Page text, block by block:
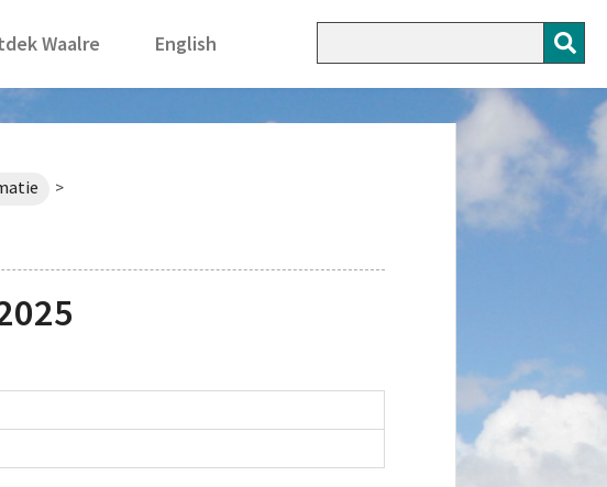
Waalre English
>